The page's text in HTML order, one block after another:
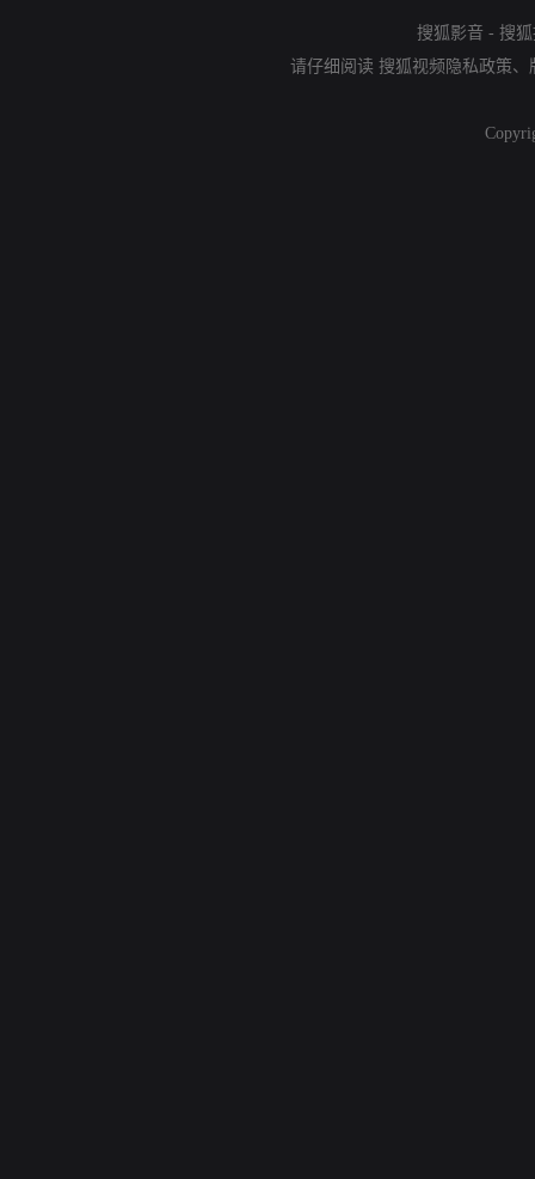
搜狐影音 - 搜
请仔细阅读 搜狐视频隐私政策、